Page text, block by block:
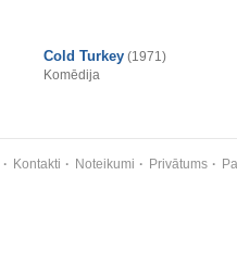
Cold Turkey (1971)
Komēdija
Kontakti Noteikumi Privātums